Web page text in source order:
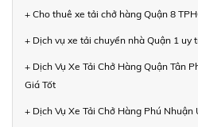
+ Cho thuê xe tải chở hàng Quận 8
+ Dịch vụ xe tải chuyển nhà Quận 1 uy
+ Dịch Vụ Xe Tải Chở Hàng Quận Tân
Giá Tốt
+ Dịch Vụ Xe Tải Chở Hàng Phú Nhuận